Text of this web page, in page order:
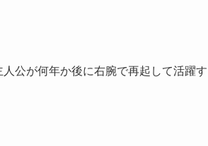
公が何年か後に右腕で再起して活躍す